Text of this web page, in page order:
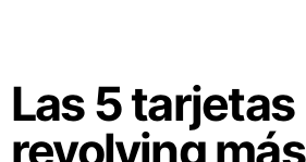
Las 5 tarjetas
revolving más